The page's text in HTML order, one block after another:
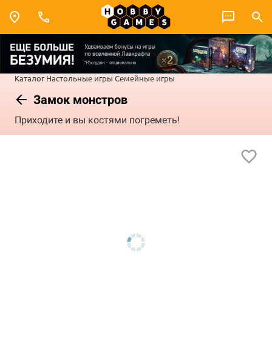
Каталог Настольные игры Семейные игры
Замок монстров
Приходите и вы костями погреметь!